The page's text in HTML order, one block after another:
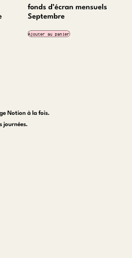
fonds d’écran mensuels
Septembre
Ajouter au panier
Notion à la fois.
journées.